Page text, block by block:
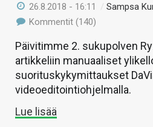
26.8.2018 - 16:11 /Sampsa
Kommentit (140)
Päivitimme 2. sukupolven
artikkeliin manuaaliset
suorituskykymittaukset
videoeditointiohjelmalla.
Lue lisää